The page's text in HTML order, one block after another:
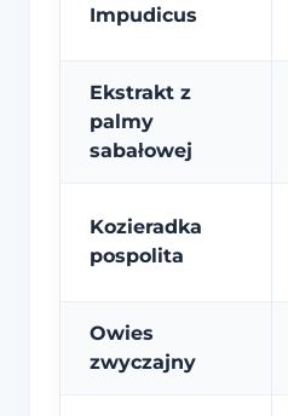
Impudicus
Ekstrakt z
palmy
sabałowej
Kozieradka
pospolita
Owies
zwyczajny